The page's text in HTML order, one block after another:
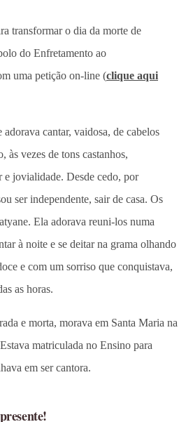
transformar o dia da morte de
do Enfretamento ao
uma petição on-line (clique aqui
cantar, vaidosa, de cabelos
às vezes de tons castanhos,
e jovialidade. Desde cedo, por
ser independente, sair de casa. Os
Ela adorava reuni-los numa
à noite e se deitar na grama olhando
e com um sorriso que conquistava,
as horas.
e morta, morava em Santa Maria na
matriculada no Ensino para
em ser cantora.